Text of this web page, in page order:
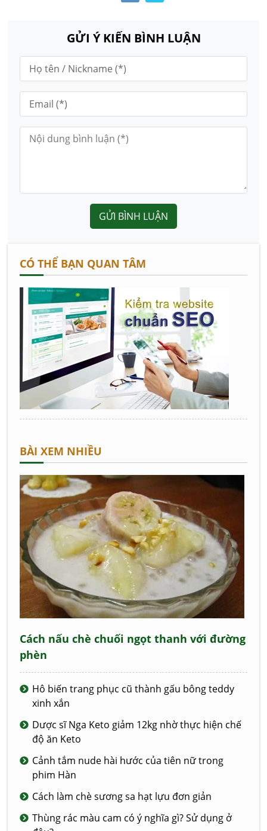
GỬI Ý KIẾN BÌNH LUẬN
GỬI BÌNH LUẬN
CÓ THỂ BẠN QUAN TÂM
BÀI XEM NHIỀU
Cách nấu chè chuối ngọt thanh với đường
phèn
Hô biến trang phục cũ thành gấu bông teddy
xinh xắn
Dược sĩ Nga Keto giảm 12kg nhờ thực hiện chế
độ ăn Keto
Cảnh tắm nude hài hước của tiên nữ trong
phim Hàn
Cách làm chè sương sa hạt lựu đơn giản
Thùng rác màu cam có ý nghĩa gì? Sử dụng ở